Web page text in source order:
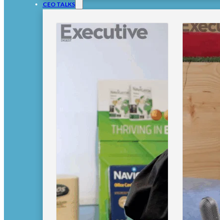
CEO TALKS